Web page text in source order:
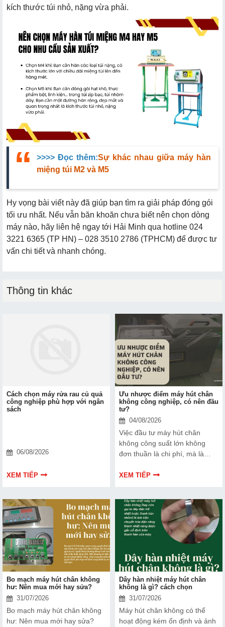
kích thước túi nhỏ, nặng vừa phải.
>>>> Đọc thêm:Sự khác nhau giữa máy hàn
miệng túi M2 và M5
Hy vọng bài viết này đã giúp bạn tìm ra giải pháp đóng gói
tối ưu nhất. Nếu vẫn băn khoăn chưa biết nên chọn dòng
máy nào, hãy liên hệ ngay tới Hải Minh qua hotline 024
3221 6365 (TP HN) – 028 3510 2786 (TPHCM) để được tư
vấn chi tiết và nhanh chóng.
Thông tin khác
Cách chọn máy rửa rau củ quả
công nghiệp phù hợp với ngân
sách
06/08/2026
XEM TIẾP
Ưu nhược điểm máy hút chân
không công nghiệp, có nên đầu
tư?
04/08/2026
Việc đầu tư máy hút chân
không công suất lớn không
đơn thuần là chi phí, mà là
sản phẩm và nâng cao vị thế
điểm của thiết bị này để có
thêm thông tin và giúp bạn đưa
ra lựa chọn phù hợp, hiệu quả
hơn nhé!
XEM TIẾP
Bo mạch máy hút chân không
hư: Nên mua mới hay sửa?
31/07/2026
Bo mạch máy hút chân không
hư: Nên mua mới hay sửa?
Dây hàn nhiệt máy hút chân
không là gì? cách chọn
31/07/2026
Máy hút chân không có thể
hoạt động kém ổn định và ảnh